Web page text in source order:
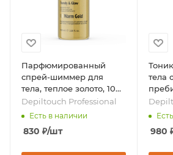
Парфюмированный
спрей-шиммер для
тела, теплое золото, 100
мл, бренд - Depiltouch
Professional
Depiltouch Professional
Есть в наличии
830 ₽/шт
тела
980